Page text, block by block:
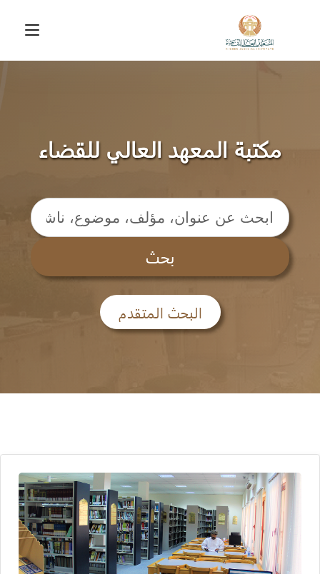
Toggle
مكتبة المعهد العالي للقضاء
بحث
البحث المتقدم